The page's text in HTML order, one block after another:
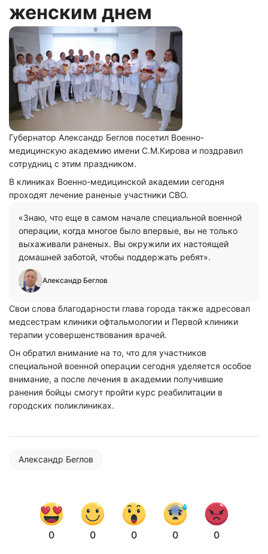
женским днем
Губернатор Александр Беглов посетил Военно-
медицинскую академию имени С.М.Кирова и поздравил
сотрудниц с этим праздником.
В клиниках Военно-медицинской академии сегодня
проходят лечение раненые участники СВО.
«Знаю, что еще в самом начале специальной военной
операции, когда многое было впервые, вы не только
выхаживали раненых. Вы окружили их настоящей
домашней заботой, чтобы поддержать ребят».
Александр Беглов
Свои слова благодарности глава города также адресовал
медсестрам клиники офтальмологии и Первой клиники
терапии усовершенствования врачей.
Он обратил внимание на то, что для участников
специальной военной операции сегодня уделяется особое
внимание, а после лечения в академии получившие
ранения бойцы смогут пройти курс реабилитации в
городских поликлиниках.
Александр Беглов
0 0 0 0 0